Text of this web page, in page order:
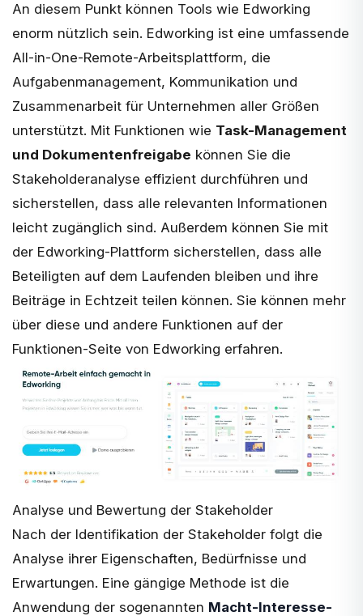
An diesem Punkt können Tools wie Edworking
enorm nützlich sein. Edworking ist eine umfassende
All-in-One-Remote-Arbeitsplattform, die
Aufgabenmanagement, Kommunikation und
Zusammenarbeit für Unternehmen aller Größen
unterstützt. Mit Funktionen wie Task-Management
und Dokumentenfreigabe können Sie die
Stakeholderanalyse effizient durchführen und
sicherstellen, dass alle relevanten Informationen
leicht zugänglich sind. Außerdem können Sie mit
der Edworking-Plattform sicherstellen, dass alle
Beteiligten auf dem Laufenden bleiben und ihre
Beiträge in Echtzeit teilen können. Sie können mehr
über diese und andere Funktionen auf der
Funktionen-Seite von Edworking erfahren.
Analyse und Bewertung der Stakeholder
Nach der Identifikation der Stakeholder folgt die
Analyse ihrer Eigenschaften, Bedürfnisse und
Erwartungen. Eine gängige Methode ist die
Anwendung der sogenannten Macht-Interesse-